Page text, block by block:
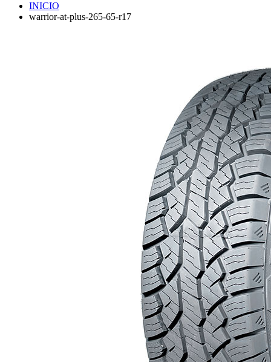
INICIO
warrior-at-plus-265-65-r17